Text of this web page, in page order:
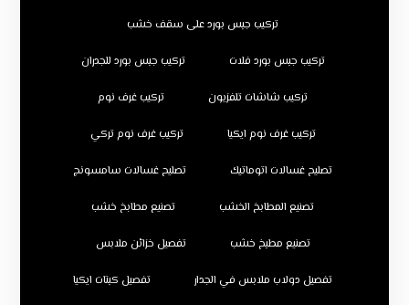
تركيب جبس بورد على سقف خشب
تركيب جبس بورد فلات تركيب جبس بورد للجدران
تركيب شاشات تلفزيون تركيب غرف نوم
تركيب غرف نوم ايكيا تركيب غرف نوم تركي
تصليح غسالات اتوماتيك تصليح غسالات سامسونج
تصنيع المطابخ الخشب تصنيع مطابخ خشب
تصنيع مطبخ خشب تفصيل خزائن ملابس
تفصيل دولاب ملابس في الجدار تفصيل كبتات ايكيا